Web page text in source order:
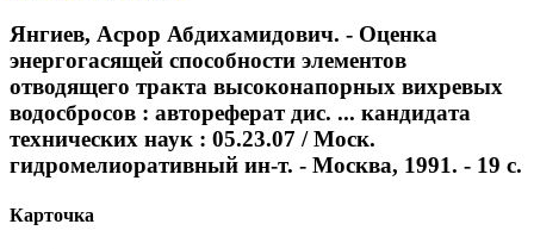
Янгиев, Асрор Абдихамидович. - Оценка
энергогасящей способности элементов
отводящего тракта высоконапорных вихревых
водосбросов : автореферат дис. ... кандидата
технических наук : 05.23.07 / Моск.
гидромелиоративный ин-т. - Москва, 1991. - 19 с.
Карточка